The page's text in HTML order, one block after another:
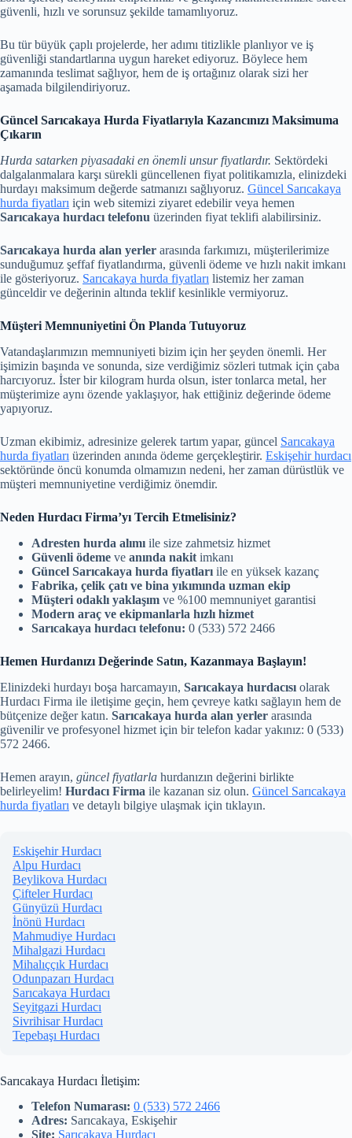
güvenli, hızlı ve sorunsuz şekilde tamamlıyoruz.
Bu tür büyük çaplı projelerde, her adımı titizlikle planlıyor ve iş
güvenliği standartlarına uygun hareket ediyoruz. Böylece hem
zamanında teslimat sağlıyor, hem de iş ortağınız olarak sizi her
aşamada bilgilendiriyoruz.
Güncel Sarıcakaya Hurda Fiyatlarıyla Kazancınızı Maksimuma
Çıkarın
Hurda satarken piyasadaki en önemli unsur fiyatlardır. Sektördeki
dalgalanmalara karşı sürekli güncellenen fiyat politikamızla, elinizdeki
hurdayı maksimum değerde satmanızı sağlıyoruz. Güncel Sarıcakaya
hurda fiyatları için web sitemizi ziyaret edebilir veya hemen
Sarıcakaya hurdacı telefonu üzerinden fiyat teklifi alabilirsiniz.
Sarıcakaya hurda alan yerler arasında farkımızı, müşterilerimize
sunduğumuz şeffaf fiyatlandırma, güvenli ödeme ve hızlı nakit imkanı
ile gösteriyoruz. Sarıcakaya hurda fiyatları listemiz her zaman
günceldir ve değerinin altında teklif kesinlikle vermiyoruz.
Müşteri Memnuniyetini Ön Planda Tutuyoruz
Vatandaşlarımızın memnuniyeti bizim için her şeyden önemli. Her
işimizin başında ve sonunda, size verdiğimiz sözleri tutmak için çaba
harcıyoruz. İster bir kilogram hurda olsun, ister tonlarca metal, her
müşterimize aynı özende yaklaşıyor, hak ettiğiniz değerinde ödeme
yapıyoruz.
Uzman ekibimiz, adresinize gelerek tartım yapar, güncel Sarıcakaya
hurda fiyatları üzerinden anında ödeme gerçekleştirir. Eskişehir hurdacı
sektöründe öncü konumda olmamızın nedeni, her zaman dürüstlük ve
müşteri memnuniyetine verdiğimiz önemdir.
Neden Hurdacı Firma’yı Tercih Etmelisiniz?
Adresten hurda alımı ile size zahmetsiz hizmet
Güvenli ödeme ve anında nakit imkanı
Güncel Sarıcakaya hurda fiyatları ile en yüksek kazanç
Fabrika, çelik çatı ve bina yıkımında uzman ekip
Müşteri odaklı yaklaşım ve %100 memnuniyet garantisi
Modern araç ve ekipmanlarla hızlı hizmet
Sarıcakaya hurdacı telefonu: 0 (533) 572 2466
Hemen Hurdanızı Değerinde Satın, Kazanmaya Başlayın!
Elinizdeki hurdayı boşa harcamayın, Sarıcakaya hurdacısı olarak
Hurdacı Firma ile iletişime geçin, hem çevreye katkı sağlayın hem de
bütçenize değer katın. Sarıcakaya hurda alan yerler arasında
güvenilir ve profesyonel hizmet için bir telefon kadar yakınız: 0 (533)
572 2466.
Hemen arayın, güncel fiyatlarla hurdanızın değerini birlikte
belirleyelim! Hurdacı Firma ile kazanan siz olun. Güncel Sarıcakaya
hurda fiyatları ve detaylı bilgiye ulaşmak için tıklayın.
Eskişehir Hurdacı
Alpu Hurdacı
Beylikova Hurdacı
Çifteler Hurdacı
Günyüzü Hurdacı
İnönü Hurdacı
Mahmudiye Hurdacı
Mihalgazi Hurdacı
Mihalıççık Hurdacı
Odunpazarı Hurdacı
Sarıcakaya Hurdacı
Seyitgazi Hurdacı
Sivrihisar Hurdacı
Tepebaşı Hurdacı
Sarıcakaya Hurdacı İletişim:
Telefon Numarası: 0 (533) 572 2466
Adres: Sarıcakaya, Eskişehir
Site: Sarıcakaya Hurdacı